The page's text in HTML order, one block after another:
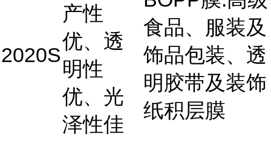
2020S
产性
优、透
明性
优、光
泽性佳
食品、服装及
饰品包装、透
明胶带及装饰
纸积层膜